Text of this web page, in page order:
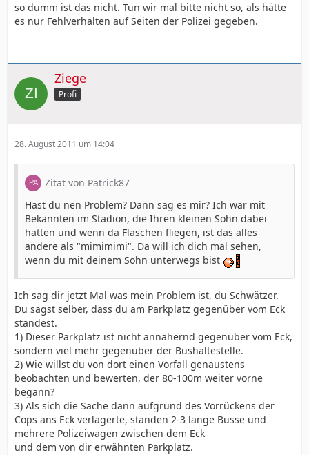
so dumm ist das nicht. Tun wir mal bitte nicht so, als hätte
es nur Fehlverhalten auf Seiten der Polizei gegeben.
Ziege
Profi
28. August 2011 um 14:04
Zitat von Patrick87
Hast du nen Problem? Dann sag es mir? Ich war mit
Bekannten im Stadion, die Ihren kleinen Sohn dabei
hatten und wenn da Flaschen fliegen, ist das alles
andere als "mimimimi". Da will ich dich mal sehen,
wenn du mit deinem Sohn unterwegs bist
Ich sag dir jetzt Mal was mein Problem ist, du Schwätzer.
Du sagst selber, dass du am Parkplatz gegenüber vom Eck
standest.
1) Dieser Parkplatz ist nicht annähernd gegenüber vom Eck,
sondern viel mehr gegenüber der Bushaltestelle.
2) Wie willst du von dort einen Vorfall genaustens
beobachten und bewerten, der 80-100m weiter vorne
begann?
3) Als sich die Sache dann aufgrund des Vorrückens der
Cops ans Eck verlagerte, standen 2-3 lange Busse und
mehrere Polizeiwagen zwischen dem Eck
und dem von dir erwähnten Parkplatz.